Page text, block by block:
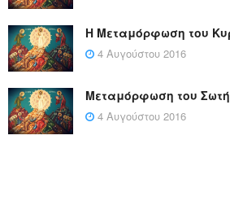
Η Μεταμόρφωση του
4 Αυγούστου 2016
Μεταμόρφωση του
4 Αυγούστου 2016